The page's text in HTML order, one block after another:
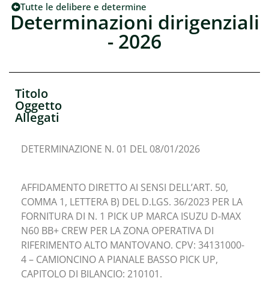
Determinazioni dirigenziali
- 2026
Tutte le delibere e determine
Titolo
Oggetto
Allegati
DETERMINAZIONE N. 01 DEL 08/01/2026
AFFIDAMENTO DIRETTO AI SENSI DELL’ART. 50,
COMMA 1, LETTERA B) DEL D.LGS. 36/2023 PER LA
FORNITURA DI N. 1 PICK UP MARCA ISUZU D-MAX
N60 BB+ CREW PER LA ZONA OPERATIVA DI
RIFERIMENTO ALTO MANTOVANO. CPV: 34131000-
4 – CAMIONCINO A PIANALE BASSO PICK UP,
CAPITOLO DI BILANCIO: 210101.